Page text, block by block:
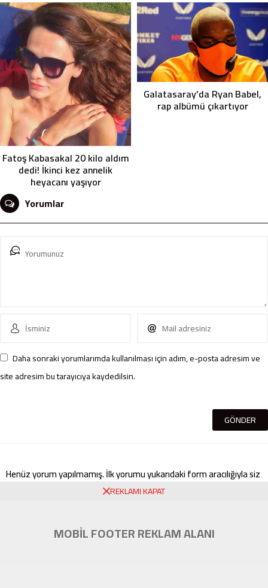
Fatoş Kabasakal 20 kilo aldım
dedi! İkinci kez annelik
heyacanı yaşıyor
Galatasaray’da Ryan Babel,
rap albümü çıkartıyor
Yorumlar
Daha sonraki yorumlarımda kullanılması için adım, e-posta adresim ve
site adresim bu tarayıcıya kaydedilsin.
Henüz yorum yapılmamış. İlk yorumu yukarıdaki form aracılığıyla siz
REKLAMI KAPAT
MOBİL FOOTER REKLAM ALANI